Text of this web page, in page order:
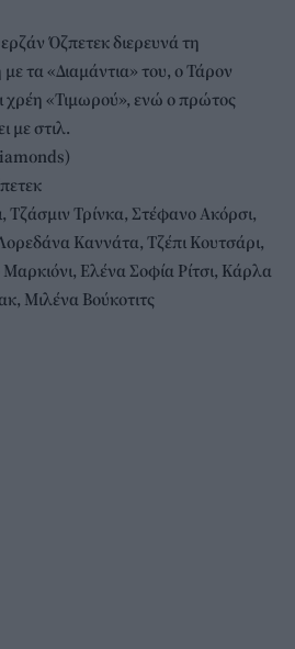
Όζπετεκ διερευνά τη
τα «Διαμάντια» του, ο Τάρον
χρέη «Τιμωρού», ενώ ο πρώτος
με στιλ.
Τζάσμιν Τρίνκα, Στέφανο Ακόρσι,
Καννάτα, Τζέπι Κουτσάρι,
Μαρκιόνι, Ελένα Σοφία Ρίτσι, Κάρλα
Μιλένα Βούκοτιτς